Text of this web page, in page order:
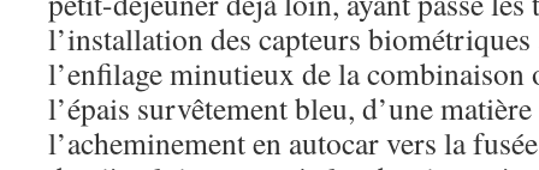
l’installation des capteurs biométriques
l’enfilage minutieux de la combinaison
l’épais survêtement bleu, d’une
l’acheminement en autocar vers la